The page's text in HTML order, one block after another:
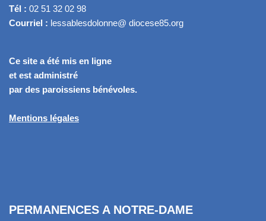
Tél : 02 51 32 02 98
Courriel : lessablesdolonne@ diocese85.org
Ce site a été mis en ligne
et est administré
par des paroissiens bénévoles.
Mentions légales
PERMANENCES A NOTRE-DAME